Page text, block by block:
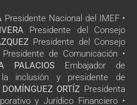
Presidente Nacional del IMEF •
Presidente del Consejo
Presidente del Consejo
Presidente de Comunicación •
PALACIOS Embajador de
inclusión y presidente de
ORTÍZ Presidenta
y Jurídico Financiero •